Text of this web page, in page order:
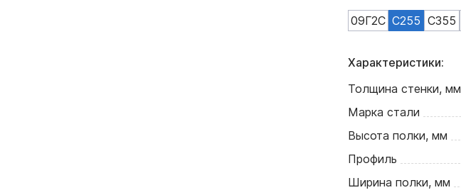
09Г2С С255 С355
Характеристики:
Толщина стенки, мм
Марка стали
Высота полки, мм
Профиль
Ширина полки, мм